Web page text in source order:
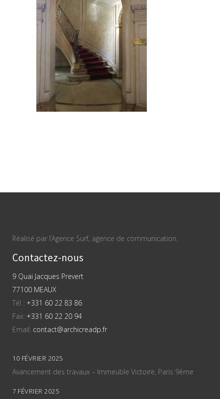
Réalisé par l’Agence Surf, agence de communication.
Contactez-nous
9 Quai Jacques Prevert
77100 MEAUX
Tél : +331 60 22 83 86
Fax: +331 60 22 20 94
Email: contact@archicreadp.fr
10 FÉVRIER 2025
Avancement des travaux – Immeuble Victoire, Paris 9ème
7 FÉVRIER 2025